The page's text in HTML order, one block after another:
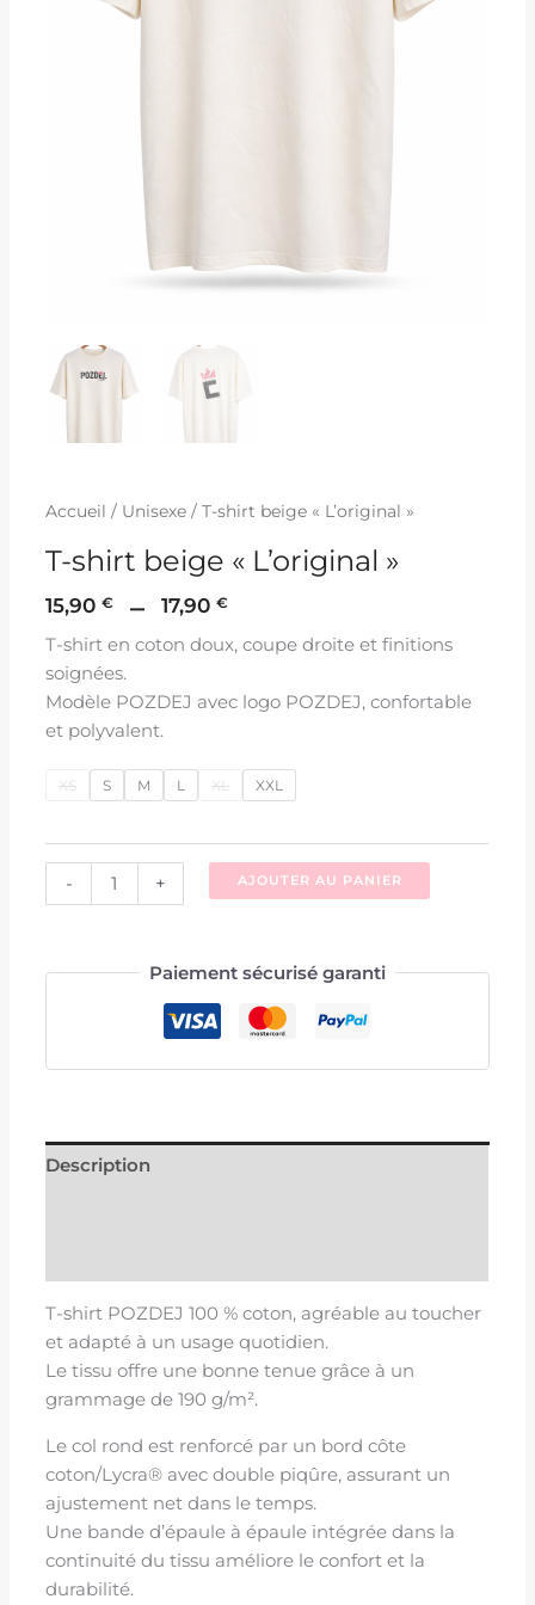
Accueil / Unisexe / T-shirt beige « L’original »
T-shirt beige « L’original »
15,90€ – 17,90€
T-shirt en coton doux, coupe droite et finitions
soignées.
Modèle POZDEJ avec logo POZDEJ, confortable
et polyvalent.
XS S M L XL XXL
- + AJOUTER AU PANIER
Paiement sécurisé garanti
Description
T-shirt POZDEJ 100 % coton, agréable au toucher
et adapté à un usage quotidien.
Le tissu offre une bonne tenue grâce à un
grammage de 190 g/m².
Le col rond est renforcé par un bord côte
coton/Lycra® avec double piqûre, assurant un
ajustement net dans le temps.
Une bande d’épaule à épaule intégrée dans la
continuité du tissu améliore le confort et la
durabilité.